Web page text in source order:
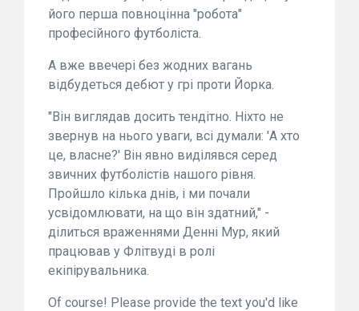
його перша повноцінна "робота"
професійного футболіста.
А вже ввечері без жодних вагань
відбудеться дебют у грі проти Йорка.
"Він виглядав досить тендітно. Ніхто не
звернув на нього уваги, всі думали: 'А хто
це, власне?' Він явно виділявся серед
звичних футболістів нашого рівня.
Пройшло кілька днів, і ми почали
усвідомлювати, на що він здатний," -
ділиться враженнями Денні Мур, який
працював у Флітвуді в ролі
екіпірувальника.
Of course! Please provide the text you'd like